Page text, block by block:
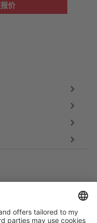
价